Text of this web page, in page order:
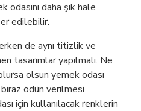
daha şık hale
edilebilir.
de aynı titizlik ve
tasarımlar yapılmalı. Ne
olsun yemek odası
ödün verilmesi
için kullanılacak renklerin